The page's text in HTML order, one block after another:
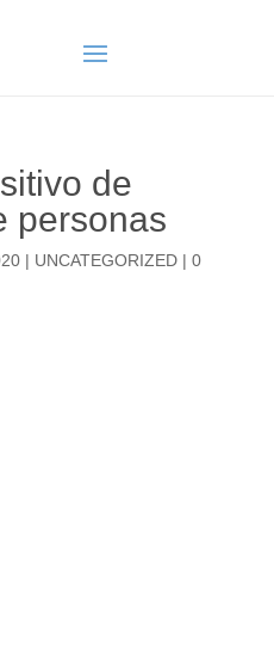
de
personas
| UNCATEGORIZED| 0